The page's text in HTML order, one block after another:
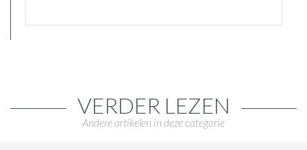
VERDER LEZEN
Andere artikelen in deze categorie